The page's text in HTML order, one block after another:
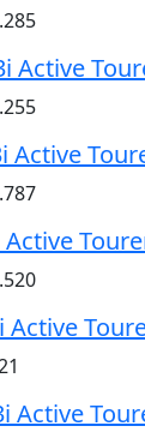
Active
Active
Active
Active
Active